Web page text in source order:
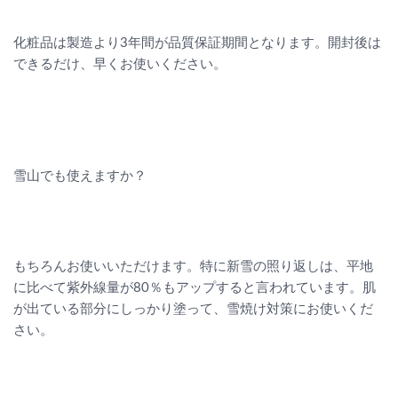
化粧品は製造より3年間が品質保証期間となります。開封後は
できるだけ、早くお使いください。
雪山でも使えますか？
もちろんお使いいただけます。特に新雪の照り返しは、平地
に比べて紫外線量が80％もアップすると言われています。肌
が出ている部分にしっかり塗って、雪焼け対策にお使いくだ
さい。